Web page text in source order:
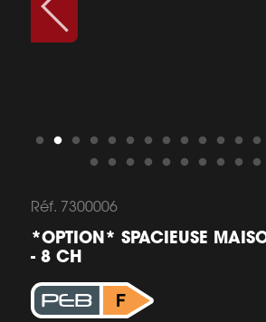
Réf. 7300006
*OPTION* SPACIEUSE
- 8 CH